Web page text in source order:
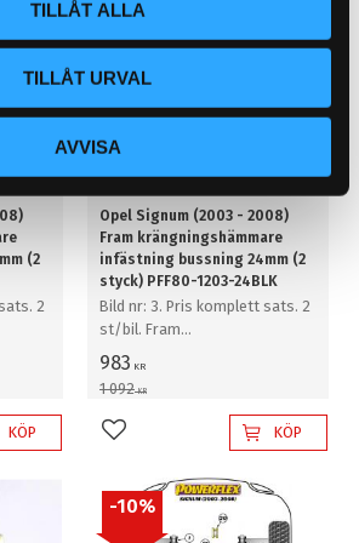
TILLÅT ALLA
TILLÅT URVAL
AVVISA
(2
2
(2
KÖP
Opel Signum (2003 - 2008)
Fram krängningshämmare
infästning bussning 24mm (2
styck) PFF80-1203-24BLK
Bild nr: 3. Pris komplett sats. 2
st/bil. Fram
krängningshämmare
infästning bussning 24mm (2
styck)
983 KR
1 092KR
Lägg till i favoriterKÖP
10%